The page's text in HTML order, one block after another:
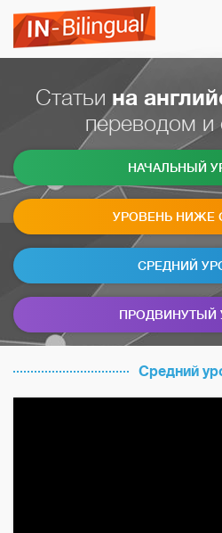
Статьи на
переводом и
НАЧАЛЬНЫЙ
УРОВЕНЬ НИЖЕ
СРЕДНИЙ
ПРОДВИНУТЫЙ
Средний